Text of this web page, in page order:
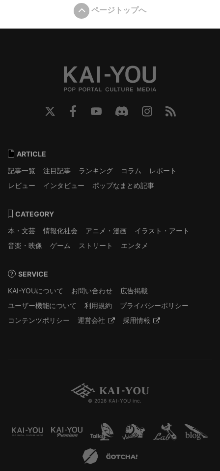
ページトップへ
ARTICLE
記事一覧
注目記事 ランキング コラム
レポート
レビュー
インタビュー ポップなまとめ記事
CATEGORY
本・文芸
情報化社会 アニメ・漫画
イラスト・アート
音楽・映像
ゲーム ストリート エンタメ
SERVICE
KAI-YOUについて
お問い合わせ
広告掲載
ユーザー機能について
利用規約
プライバシーポリシー
コンテンツポリシー
運営会社 採用情報
© 2026 KAI-YOU inc.